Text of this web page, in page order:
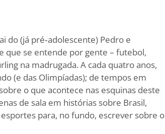
do (já pré‑adolescente) Pedro e
que se entende por gente – futebol,
na madrugada. A cada quatro anos,
(e das Olimpíadas); de tempos em
o que acontece nas esquinas deste
de sala em histórias sobre Brasil,
para, no fundo, escrever sobre o